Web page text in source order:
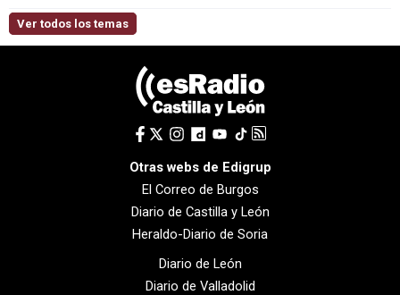
Ver todos los temas
Otras webs de Edigrup
El Correo de Burgos
Diario de Castilla y León
Heraldo-Diario de Soria
Diario de León
Diario de Valladolid